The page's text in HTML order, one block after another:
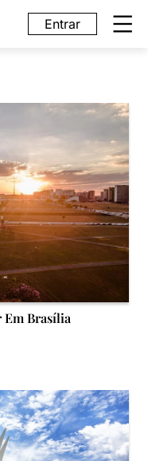
Entrar
Em Brasília